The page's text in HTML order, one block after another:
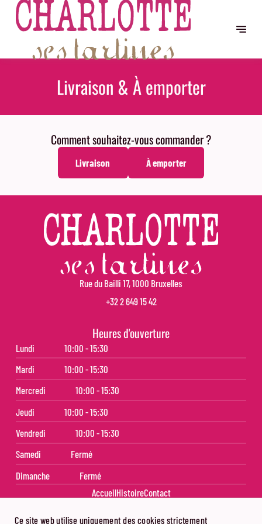
Livraison & À emporter
Comment souhaitez-vous commander ?
Livraison À emporter
Rue du Bailli 17, 1000 Bruxelles
+32 2 649 15 42
Heures d'ouverture
Lundi
10:00 - 15:30
Mardi
10:00 - 15:30
Mercredi
10:00 - 15:30
Jeudi
10:00 - 15:30
Vendredi
10:00 - 15:30
Samedi
Fermé
Dimanche
Fermé
AccueilHistoireContact
Ce site web utilise uniquement des cookies strictement